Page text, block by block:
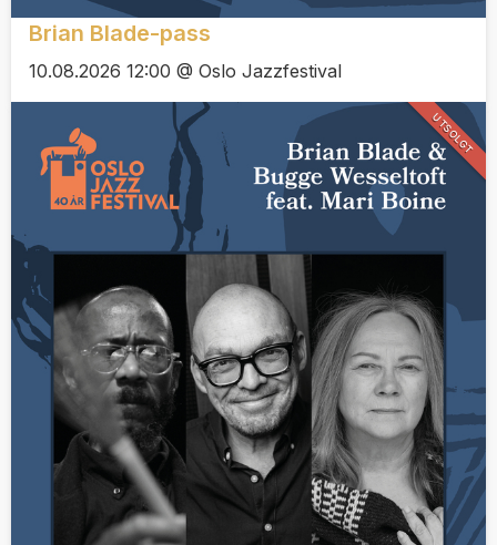
Brian Blade-pass
10.08.2026 12:00 @ Oslo Jazzfestival
UTSOLGT